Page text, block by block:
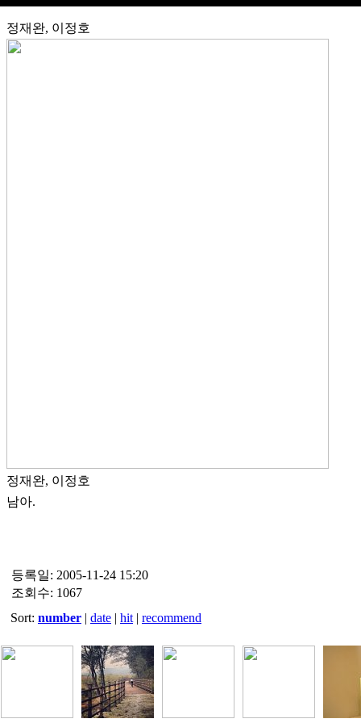
정재완, 이정호
정재완, 이정호
남아.
등록일: 2005-11-24 15:20
조회수: 1067
Sort: number | date | hit | recommend